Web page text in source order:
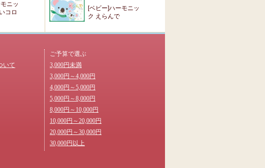
ニッ
コロ
[ベビー]ハーモニッ
ク えらんで
いて
ご予算で選ぶ
3,000円未満
3,000円～4,000円
4,000円～5,000円
5,000円～8,000円
8,000円～10,000円
10,000円～20,000円
20,000円～30,000円
30,000円以上